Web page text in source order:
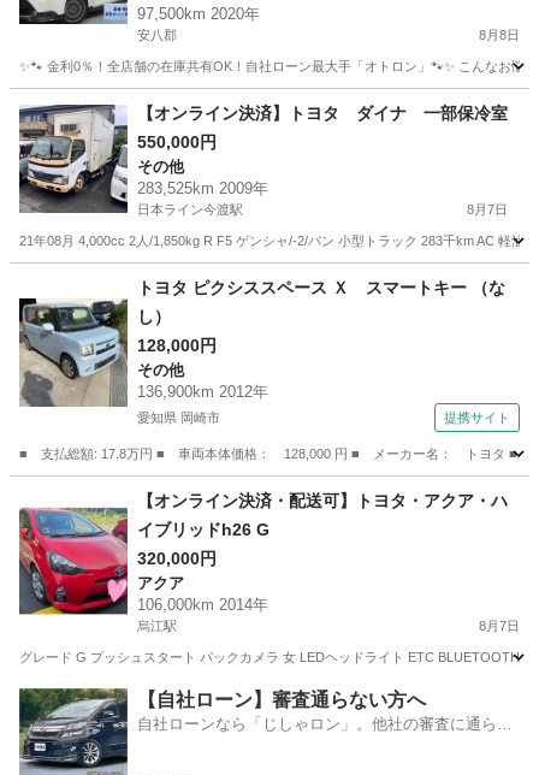
97,500km 2020年
安八郡 8月8日
✨🐾 金利0％！全店舗の在庫共有OK！自社ローン最大手「オトロン」🐾✨ こんなお
岐阜 安八郡 その他
【オンライン決済】トヨタ ダイナ 一部保冷室
550,000円
その他
283,525km 2009年
日本ライン今渡駅 8月7日
21年08月 4,000cc 2人/1,850kg R F5 ゲンシャ/-2/バン 小型トラック 283千km AC 軽油
美濃加茂市 日本ライン今渡駅 その他
トヨタ ピクシススペース Ｘ スマートキー （な
し）
128,000円
その他
136,900km 2012年
愛知県 岡崎市 提携サイト
■ 支払総額: 17.8万円 ■ 車両本体価格： 128,000 円 ■ メーカー名： トヨタ
その他
【オンライン決済・配送可】トヨタ・アクア・ハ
イブリッドh26 G
320,000円
アクア
106,000km 2014年
烏江駅 8月7日
グレード G プッシュスタート パックカメラ 女 LEDヘッドライト ETC BLUETOOTH
岐阜 安八郡 烏江駅 アクア BLUETOOTH
【自社ローン】審査通らない方へ
自社ローンなら「じしゃロン」。他社の審査に通らな